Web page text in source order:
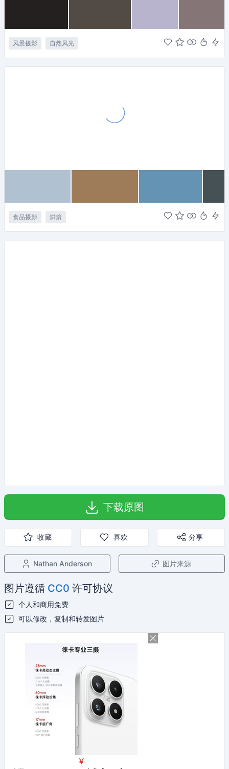
风景摄影 自然风光
食品摄影 烘焙
下载原图
收藏 喜欢 分享
Nathan Anderson 图片来源
图片遵循 CC0 许可协议
个人和商用免费
可以修改，复制和转发图片